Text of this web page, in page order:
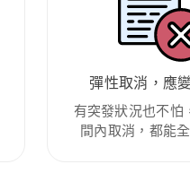
彈性取消，應
有突發狀況也不怕
間內取消，都能